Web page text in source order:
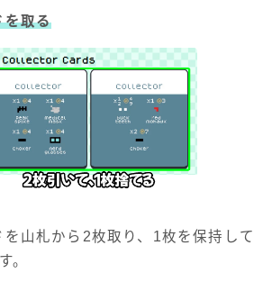
を取る
を山札から2枚取り、1枚を保持して
。